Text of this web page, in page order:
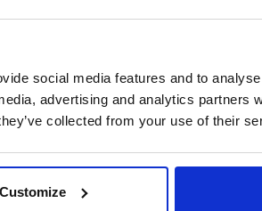
social media features and to
advertising and analytics partners
collected from your use of their
Customize
no ferrosos a partir de
se recuperan
nivel de pureza.